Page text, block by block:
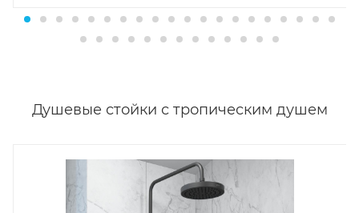
Душевые стойки с тропическим душем